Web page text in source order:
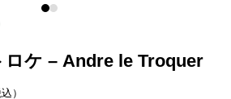
ロケ – Andre le Troquer
）